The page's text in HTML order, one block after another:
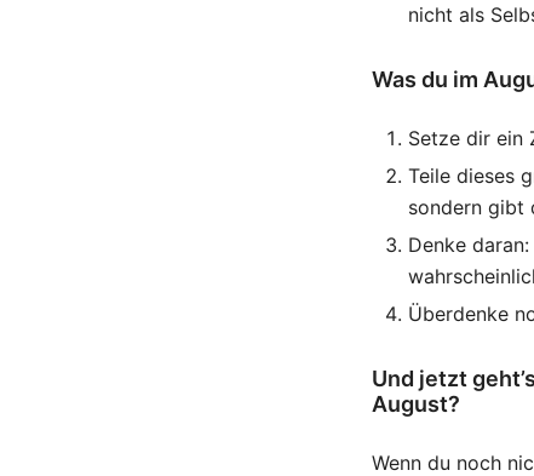
nicht als
Was du im
Setze dir ein
Teile dieses
sondern gibt
Denke
Überdenke
Und jetzt
August?
Wenn du noch